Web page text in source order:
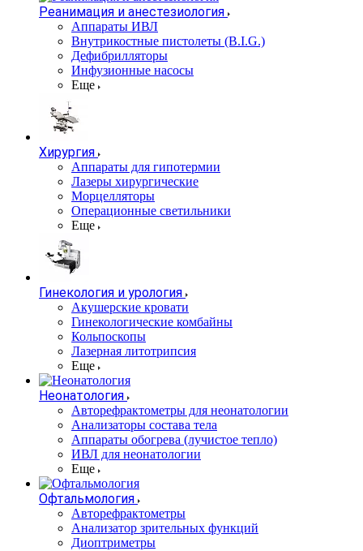
Реанимация и анестезиология
Аппараты ИВЛ
Внутрикостные пистолеты (B.I.G.)
Дефибрилляторы
Инфузионные насосы
Еще
Хирургия
Аппараты для гипотермии
Лазеры хирургические
Морцелляторы
Операционные светильники
Еще
Гинекология и урология
Акушерские кровати
Гинекологические комбайны
Кольпоскопы
Лазерная литотрипсия
Еще
Неонатология
Авторефрактометры для неонатологии
Анализаторы состава тела
Аппараты обогрева (лучистое тепло)
ИВЛ для неонатологии
Еще
Офтальмология
Авторефрактометры
Анализатор зрительных функций
Диоптриметры